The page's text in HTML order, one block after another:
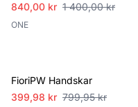
840,00 kr 1 400,00 kr
ONE
FioriPW Handskar
399,98 kr 799,95 kr